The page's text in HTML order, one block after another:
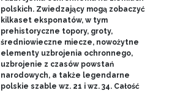
polskich. Zwiedzający mogą zobaczyć
kilkaset eksponatów, w tym
prehistoryczne topory, groty,
średniowieczne miecze, nowożytne
elementy uzbrojenia ochronnego,
uzbrojenie z czasów powstań
narodowych, a także legendarne
polskie szable wz. 21 i wz. 34. Całość